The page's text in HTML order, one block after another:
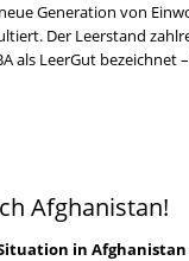
Generation von
Der Leerstand
als LeerGut bezeichnet
Afghanistan!
in